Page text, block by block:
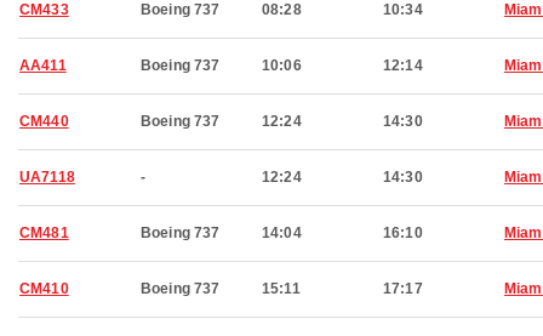
CM433 Boeing 737 08:28 10:34
AA411 Boeing 737 10:06 12:14
CM440 Boeing 737 12:24 14:30
UA7118 - 12:24 14:30
CM481 Boeing 737 14:04 16:10
CM410 Boeing 737 15:11 17:17